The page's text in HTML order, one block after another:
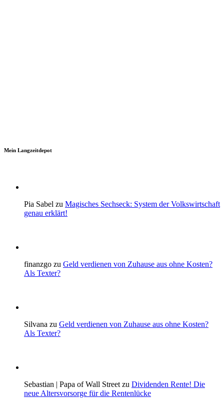
Mein Langzeitdepot
Pia Sabel zu Magisches Sechseck: System der Volkswirtschaft
genau erklärt!
finanzgo zu Geld verdienen von Zuhause aus ohne Kosten?
Als Texter?
Silvana zu Geld verdienen von Zuhause aus ohne Kosten?
Als Texter?
Sebastian | Papa of Wall Street zu Dividenden Rente! Die
neue Altersvorsorge für die Rentenlücke